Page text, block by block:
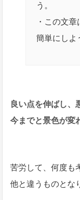
う。
・この文
簡単にしよ
良い点を伸ばし、
今までと景色が変
苦労して、何度も
他と違うものとな